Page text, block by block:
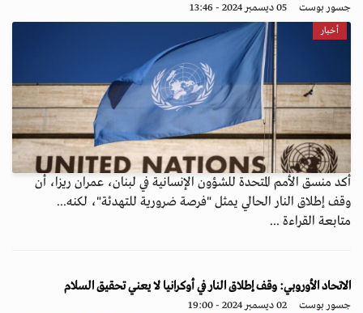
جسور بوست 05 ديسمبر 2024 - 13:46
أخبار
أكد منسق الأمم المتحدة للشؤون الإنسانية في لبنان، عمران ريزا، أن
وقف إطلاق النار الحالي يمثل "فرصة ضرورية للتهدئة"، لكنه...
متابعة القراءة ...
الاتحاد الأوروبي: وقف إطلاق النار في أوكرانيا لا يعني تحقيق السلام
جسور بوست 02 ديسمبر 2024 - 19:00